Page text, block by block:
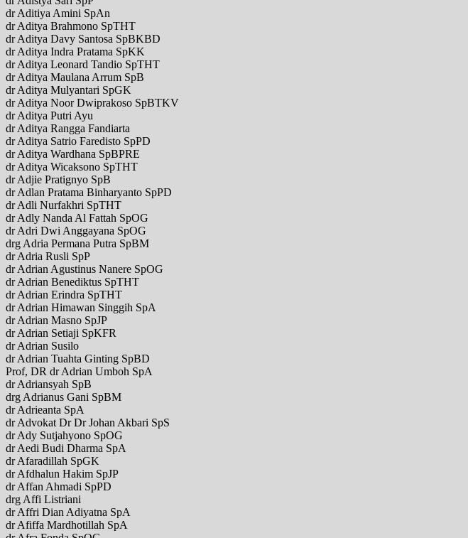
dr Aditiya Amini SpAn
dr Aditya Brahmono SpTHT
dr Aditya Davy Santosa SpBKBD
dr Aditya Indra Pratama SpKK
dr Aditya Leonard Tandio SpTHT
dr Aditya Maulana Arrum SpB
dr Aditya Mulyantari SpGK
dr Aditya Noor Dwiprakoso SpBTKV
dr Aditya Putri Ayu
dr Aditya Rangga Fandiarta
dr Aditya Satrio Faredisto SpPD
dr Aditya Wardhana SpBPRE
dr Aditya Wicaksono SpTHT
dr Adjie Pratignyo SpB
dr Adlan Pratama Binharyanto SpPD
dr Adli Nurfakhri SpTHT
dr Adly Nanda Al Fattah SpOG
dr Adri Dwi Anggayana SpOG
drg Adria Permana Putra SpBM
dr Adria Rusli SpP
dr Adrian Agustinus Nanere SpOG
dr Adrian Benediktus SpTHT
dr Adrian Erindra SpTHT
dr Adrian Himawan Singgih SpA
dr Adrian Masno SpJP
dr Adrian Setiaji SpKFR
dr Adrian Susilo
dr Adrian Tuahta Ginting SpBD
Prof, DR dr Adrian Umboh SpA
dr Adriansyah SpB
drg Adrianus Gani SpBM
dr Adrieanta SpA
dr Advokat Dr Dr Johan Akbari SpS
dr Ady Sutjahyono SpOG
dr Aedi Budi Dharma SpA
dr Afaradillah SpGK
dr Afdhalun Hakim SpJP
dr Affan Ahmadi SpPD
drg Affi Listriani
dr Affri Dian Adiyatna SpA
dr Afiffa Mardhotillah SpA